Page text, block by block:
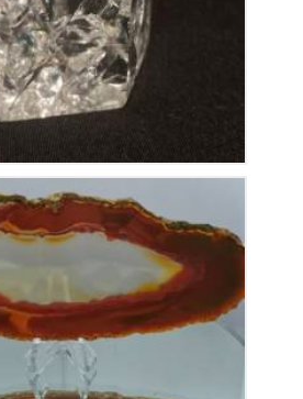
Tranche d’Agate
30€